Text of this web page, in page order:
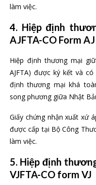
làm việc.
4. Hiệp định
AJFTA-CO Form AJ
Hiệp định thương mại
AJFTA) được ký kết và
định thương mại khá
song phương giữa Nhật
Giấy chứng nhận xuất xứ
được cấp tại Bộ Công
làm việc.
5. Hiệp định
VJFTA-CO form VJ